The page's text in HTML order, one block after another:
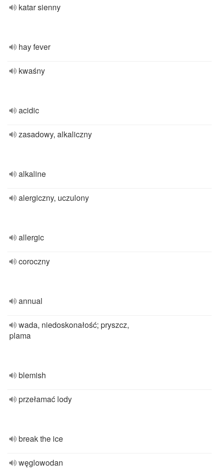
katar sienny
hay fever
kwaśny
acidic
zasadowy, alkaliczny
alkaline
alergiczny, uczulony
allergic
coroczny
annual
wada, niedoskonałość; pryszcz,
plama
blemish
przełamać lody
break the ice
węglowodan